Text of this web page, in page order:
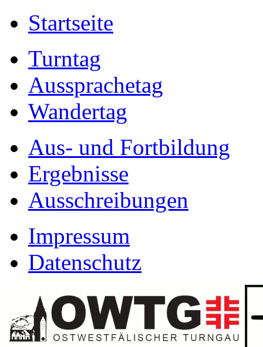
Startseite
Turntag
Aussprachetag
Wandertag
Aus- und Fortbildung
Ergebnisse
Ausschreibungen
Impressum
Datenschutz